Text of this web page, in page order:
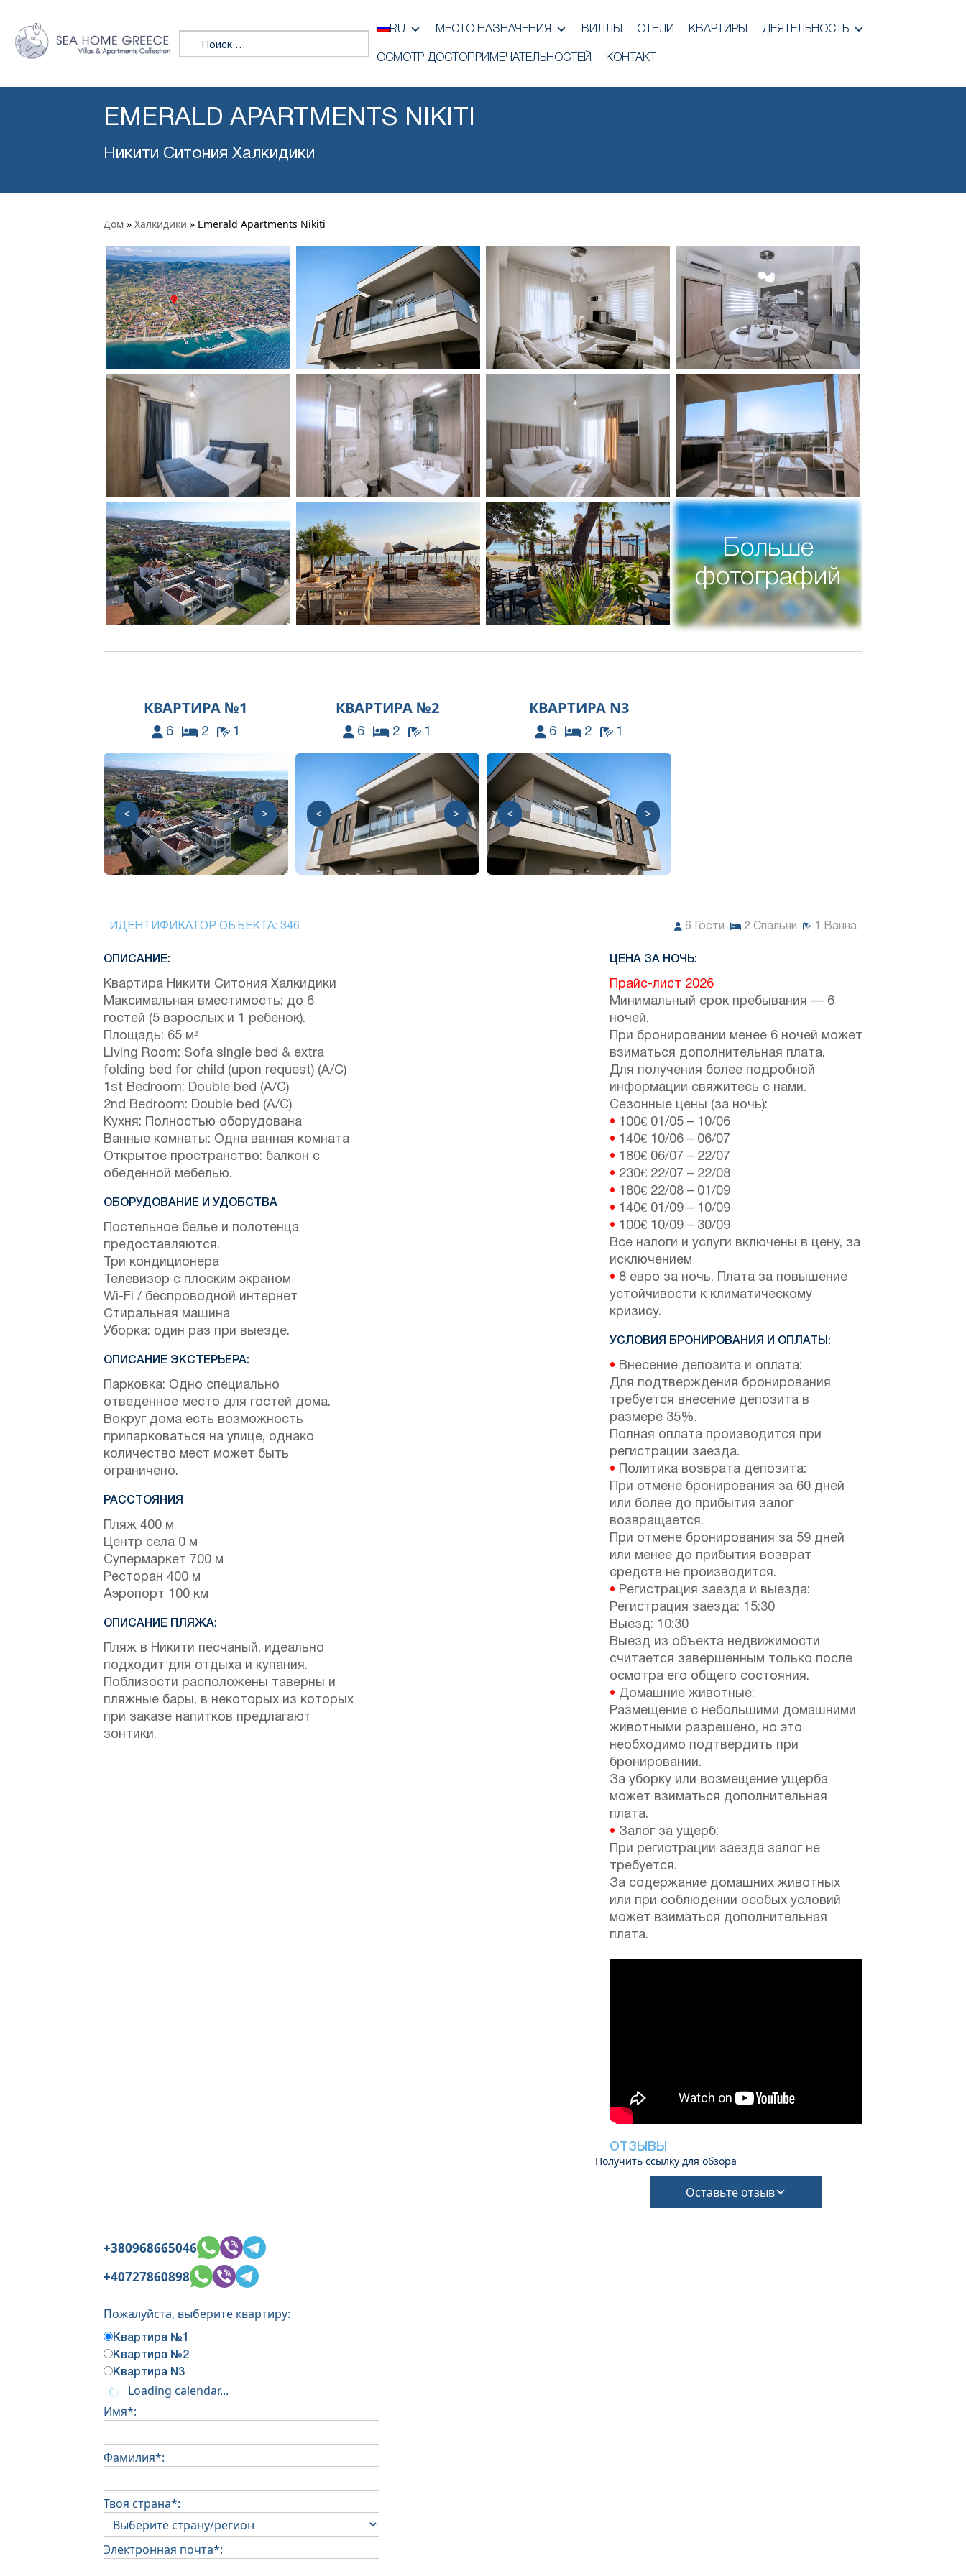
Искать:
RU МЕСТО НАЗНАЧЕНИЯ ВИЛЛЫ ОТЕЛИ КВАРТИРЫ ДЕЯТЕЛЬНОСТЬ
ОСМОТР ДОСТОПРИМЕЧАТЕЛЬНОСТЕЙ КОНТАКТ
EMERALD APARTMENTS NIKITI
Никити Ситония Халкидики
Дом » Халкидики » Emerald Apartments Nikiti
Больше
фотографий
КВАРТИРА №1
6 2 1
< >
КВАРТИРА №2
6 2 1
< >
КВАРТИРА N3
6 2 1
< >
ИДЕНТИФИКАТОР ОБЪЕКТА: 346 6 Гости 2 Спальни Ванна
ОПИСАНИЕ:
Квартира Никити Ситония Халкидики
Максимальная вместимость: до 6
гостей (5 взрослых и 1 ребенок).
Площадь: 65 м²
Living Room: Sofa single bed & extra
folding bed for child (upon request) (A/C)
1st Bedroom: Double bed (A/C)
2nd Bedroom: Double bed (A/C)
Кухня: Полностью оборудована
Ванные комнаты: Одна ванная комната
Открытое пространство: балкон с
обеденной мебелью.
ОБОРУДОВАНИЕ И УДОБСТВА
Постельное белье и полотенца
предоставляются.
Три кондиционера
Телевизор с плоским экраном
Wi-Fi / беспроводной интернет
Стиральная машина
Уборка: один раз при выезде.
ОПИСАНИЕ ЭКСТЕРЬЕРА:
Парковка: Одно специально
отведенное место для гостей дома.
Вокруг дома есть возможность
припарковаться на улице, однако
количество мест может быть
ограничено.
РАССТОЯНИЯ
Пляж 400 м
Центр села 0 м
Супермаркет 700 м
Ресторан 400 м
Аэропорт 100 км
ОПИСАНИЕ ПЛЯЖА:
Пляж в Никити песчаный, идеально
подходит для отдыха и купания.
Поблизости расположены таверны и
пляжные бары, в некоторых из которых
при заказе напитков предлагают
зонтики.
ЦЕНА ЗА НОЧЬ:
Прайс-лист 2026
Минимальный срок пребывания — 6
ночей.
При бронировании менее 6 ночей может
взиматься дополнительная плата.
Для получения более подробной
информации свяжитесь с нами.
Сезонные цены (за ночь):
• 100€ 01/05 – 10/06
• 140€ 10/06 – 06/07
• 180€ 06/07 – 22/07
• 230€ 22/07 – 22/08
• 180€ 22/08 – 01/09
• 140€ 01/09 – 10/09
• 100€ 10/09 – 30/09
Все налоги и услуги включены в цену, за
исключением
• 8 евро за ночь. Плата за повышение
устойчивости к климатическому
кризису.
УСЛОВИЯ БРОНИРОВАНИЯ И ОПЛАТЫ:
• Внесение депозита и оплата:
Для подтверждения бронирования
требуется внесение депозита в
размере 35%.
Полная оплата производится при
регистрации заезда.
• Политика возврата депозита:
При отмене бронирования за 60 дней
или более до прибытия залог
возвращается.
При отмене бронирования за 59 дней
или менее до прибытия возврат
средств не производится.
• Регистрация заезда и выезда:
Регистрация заезда: 15:30
Выезд: 10:30
Выезд из объекта недвижимости
считается завершенным только после
осмотра его общего состояния.
• Домашние животные:
Размещение с небольшими домашними
животными разрешено, но это
необходимо подтвердить при
бронировании.
За уборку или возмещение ущерба
может взиматься дополнительная
плата.
• Залог за ущерб:
При регистрации заезда залог не
требуется.
За содержание домашних животных
или при соблюдении особых условий
может взиматься дополнительная
плата.
ОТЗЫВЫ
Получить ссылку для обзора
Оставьте отзыв
+380968665046
+40727860898
Пожалуйста, выберите квартиру:
Квартира №1
Квартира №2
Квартира N3
Loading calendar...
Имя*:
Фамилия*:
Твоя страна*:
Электронная почта*: